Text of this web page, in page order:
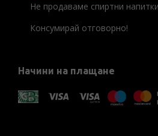
Не продаваме спиртни
Консумирай отговорно!
Начини на плащане